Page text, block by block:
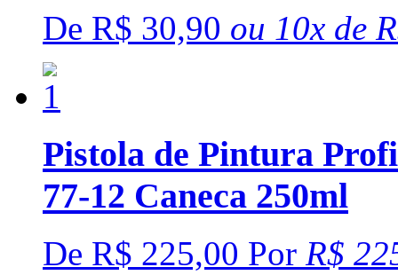
De R$ 30,90 ou 10x de
Pistola de Pintura
77-12 Caneca 250ml
De R$ 225,00 Por R$